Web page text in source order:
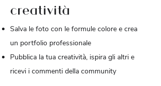
creatività
Salva le foto con le formule colore e crea
un portfolio professionale
Pubblica la tua creatività, ispira gli altri e
ricevi i commenti della community